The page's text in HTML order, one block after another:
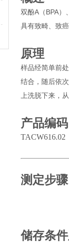
双酚A（BPA）
具有致畸、致
原理
样品经简单前
结合，随后依
上洗脱下来，
产品编码
TACW616.02
测定步骤
储存条